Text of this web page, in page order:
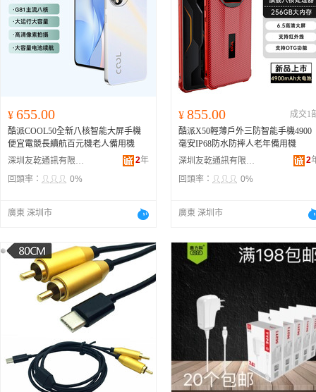
¥ 655.00
酷派COOL50全新八核智能大屏手機
便宜電競長續航百元機老人備用機
深圳友乾通訊有限公司
2年
回頭率：
0%
廣東 深圳市
¥ 855.00
成交1
酷派X50輕薄戶外三防智能手機4900
毫安IP68防水防摔人老年備用機
深圳友乾通訊有限公司
2
回頭率：
0%
廣東 深圳市